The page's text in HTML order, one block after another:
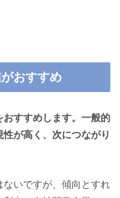
おすすめ
すすめします。一般的
が高く、次につながり
ないですが、傾向とすれ